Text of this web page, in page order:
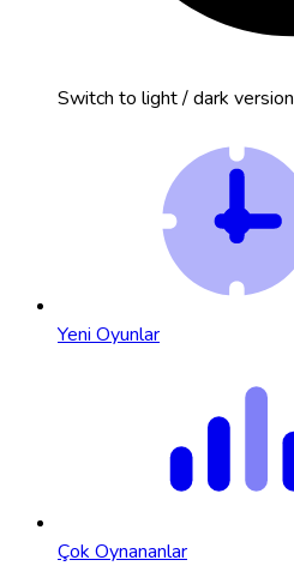
Switch to light / dark version
Yeni Oyunlar
Çok Oynananlar